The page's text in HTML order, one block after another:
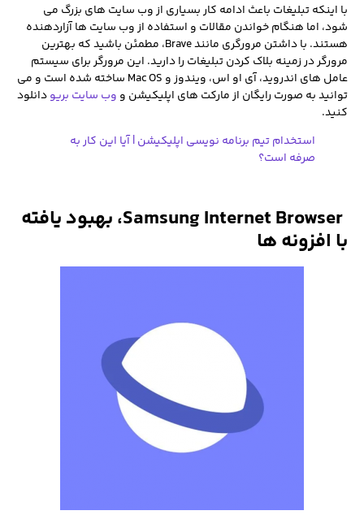
با اینکه تبلیغات باعث ادامه کار بسیاری از وب سایت های بزرگ می
شود، اما هنگام خواندن مقالات و استفاده از وب سایت ها آزاردهنده
هستند. با داشتن مرورگری مانند Brave، مطمئن باشید که بهترین
مرورگر در زمینه بلاک کردن تبلیغات را دارید. این مرورگر برای سیستم
عامل های اندروید، آی او اس، ویندوز و Mac OS ساخته شده است و می
توانید به صورت رایگان از مارکت های اپلیکیشن و وب سایت بریودانلود
کنید.
استخدام تیم برنامه نویسی اپلیکیشن | آیا این کار به
صرفه است؟
Samsung Internet Browser، بهبود یافته
با افزونه ها